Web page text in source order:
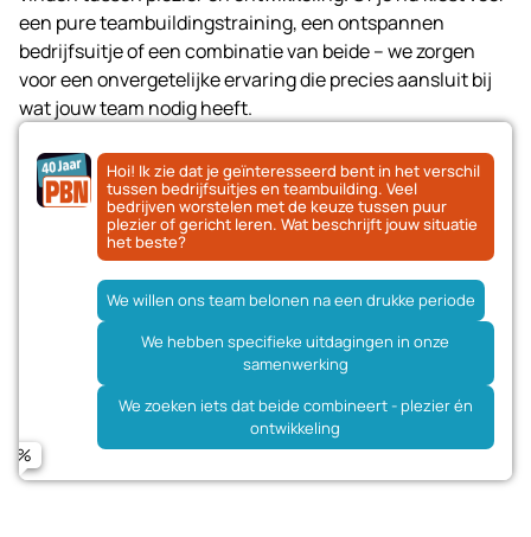
een pure teambuildingstraining, een ontspannen
bedrijfsuitje of een combinatie van beide – we zorgen
voor een onvergetelijke ervaring die precies aansluit bij
wat jouw team nodig heeft.
Hoi! Ik zie dat je geïnteresseerd bent in het verschil
tussen bedrijfsuitjes en teambuilding. Veel
bedrijven worstelen met de keuze tussen puur
plezier of gericht leren. Wat beschrijft jouw situatie
het beste?
We willen ons team belonen na een drukke periode
We hebben specifieke uitdagingen in onze
samenwerking
We zoeken iets dat beide combineert - plezier én
ontwikkeling
Nog geen concrete timing - we oriënteren eerst
Een nieuw team dat elkaar moet leren kennen
Een gemengd team met nieuwe en ervaren collega's
Naam